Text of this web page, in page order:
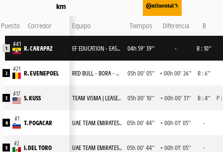
km
Puesto Corredor Equipo Tiempos Diferencia B
1 R. CARAPAZ EF EDUCATION - EASYPOST 04h 59' 39'' - B : 10''
2 R. EVENEPOEL RED BULL - BORA - HANSGROHE 05h 00' 05'' + 00h 00' 26'' B : 6''
3 S. KUSS TEAM VISMA | LEASE A BIKE 05h 00' 10'' + 00h 00' 31'' B : 4'' P
4 T. POGACAR UAE TEAM EMIRATES XRG 05h 00' 44'' + 00h 01' 05'' -
5 I. DEL TORO UAE TEAM EMIRATES XRG 05h 00' 44'' + 00h 01' 05'' -